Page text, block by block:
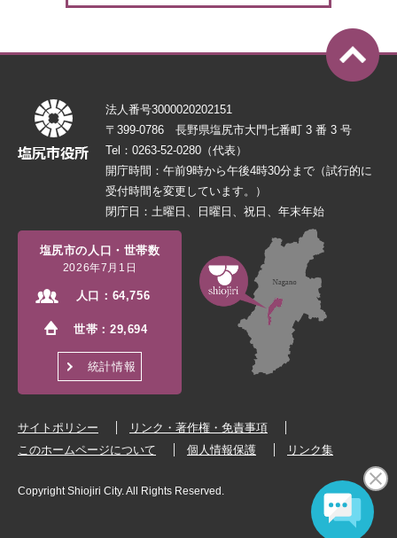
法人番号3000020202151
〒399-0786 長野県塩尻市大門七番町 3 番 3 号
Tel：0263-52-0280（代表）
開庁時間：午前9時から午後4時30分まで（試行的に
受付時間を変更しています。）
閉庁日：土曜日、日曜日、祝日、年末年始
塩尻市の人口・世帯数
2026年7月1日
人口： 64,756
世帯：29,694
統計情報
サイトポリシー
リンク・著作権・免責事項
このホームページについて
個人情報保護 リンク集
Copyright Shiojiri City. All Rights Reserved.